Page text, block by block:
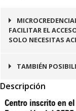
FACILITAR EL
SOLO NECESITAS
TAMBIÉN
Descripción